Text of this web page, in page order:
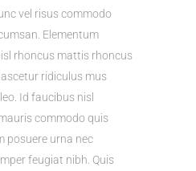
vel risus commodo
Elementum
rhoncus mattis rhoncus
ridiculus mus
Id faucibus nisl
commodo quis
posuere urna nec
feugiat nibh. Quis